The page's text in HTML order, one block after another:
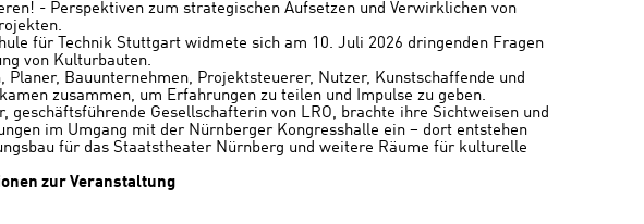
- Perspektiven zum strategischen Aufsetzen und Verwirklichen von
für Technik Stuttgart widmete sich am 10. Juli 2026 dringenden Fragen
von Kulturbauten.
Planer, Bauunternehmen, Projektsteuerer, Nutzer, Kunstschaffende und
zusammen, um Erfahrungen zu teilen und Impulse zu geben.
geschäftsführende Gesellschafterin von LRO, brachte ihre Sichtweisen und
im Umgang mit der Nürnberger Kongresshalle ein – dort entstehen
für das Staatstheater Nürnberg und weitere Räume für kulturelle
zur Veranstaltung